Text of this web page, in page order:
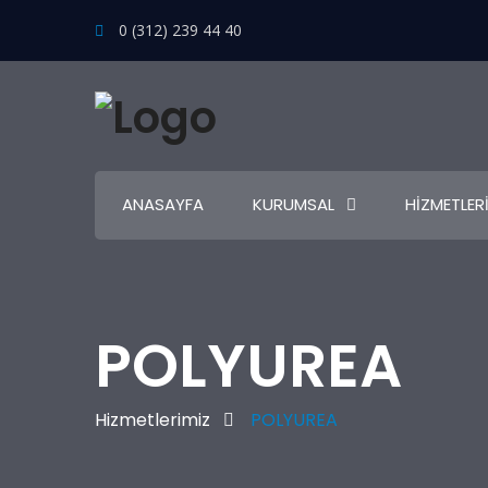
0 (312) 239 44 40
ANASAYFA KURUMSAL
POLYUREA
Hizmetlerimiz POLYUREA